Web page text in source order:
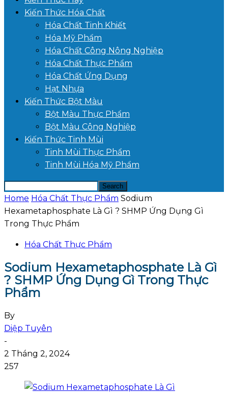
Kiến Thức Hóa Chất
Hóa Chất Tinh Khiết
Hóa Mỹ Phẩm
Hóa Chất Công Nông Nghiệp
Hóa Chất Thực Phẩm
Hóa Chất Ứng Dụng
Hạt Nhựa
Kiến Thức Bột Màu
Bột Màu Thực Phẩm
Bột Màu Công Nghiệp
Kiến Thức Tinh Mùi
Tinh Mùi Thực Phẩm
Tinh Mùi Hóa Mỹ Phẩm
Home Hóa Chất Thực Phẩm Sodium
Hexametaphosphate Là Gì ? SHMP Ứng Dụng Gì
Trong Thực Phẩm
Hóa Chất Thực Phẩm
Sodium Hexametaphosphate Là Gì
? SHMP Ứng Dụng Gì Trong Thực
Phẩm
By
Diệp Tuyên
-
2 Tháng 2, 2024
257